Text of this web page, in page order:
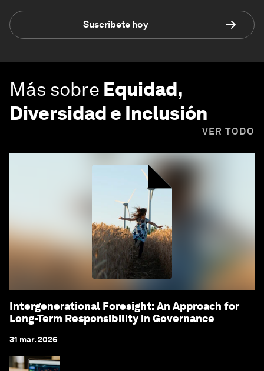
Suscríbete hoy
Más sobre Equidad,
Diversidad e Inclusión
VER TODO
Intergenerational Foresight: An Approach for
Long-Term Responsibility in Governance
31 mar. 2026